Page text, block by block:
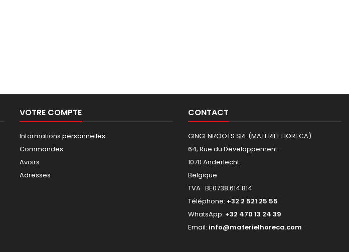
VOTRE COMPTE
Informations personnelles
Commandes
Avoirs
Adresses
CONTACT
GINGENROOTS SRL (MATERIEL HORECA)
64, Rue du Développement
1070 Anderlecht
Belgique
TVA : BE0738.614.814
Téléphone: +32 2 521 25 55
WhatsApp: +32 470 13 24 39
Email: info@materielhoreca.com